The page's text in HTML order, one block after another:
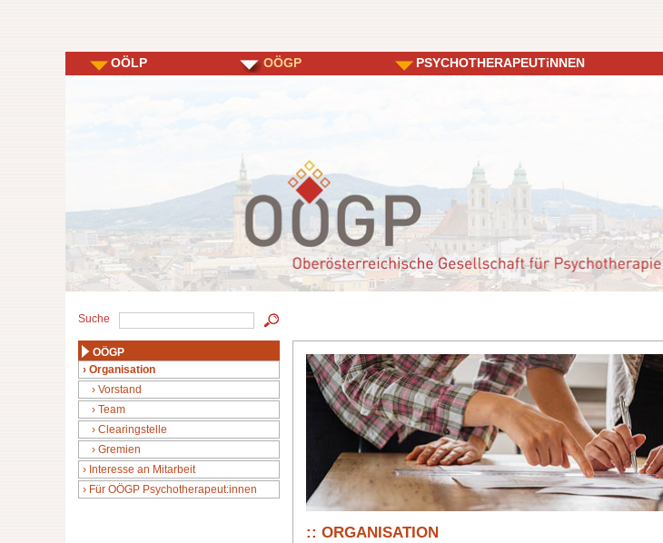
OÖLP OÖGP PSYCHOTHERAPEUTiNNEN
ORGANISATION
OÖGP
Organisation
Vorstand
Team
Clearingstelle
Gremien
Interesse an Mitarbeit
Für OÖGP Psychotherapeut:innen